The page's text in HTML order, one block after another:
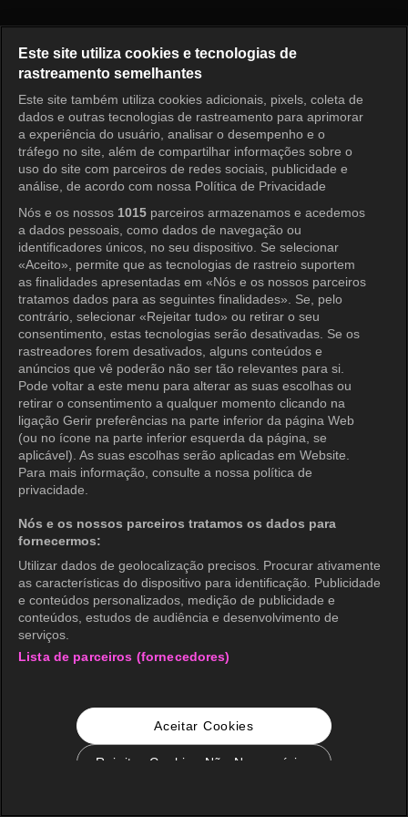
Entrar
Este site utiliza cookies e tecnologias de
rastreamento semelhantes
Este site também utiliza cookies adicionais, pixels, coleta de
dados e outras tecnologias de rastreamento para aprimorar
a experiência do usuário, analisar o desempenho e o
tráfego no site, além de compartilhar informações sobre o
uso do site com parceiros de redes sociais, publicidade e
análise, de acordo com nossa Política de Privacidade
Nós e os nossos 1015 parceiros armazenamos e acedemos
a dados pessoais, como dados de navegação ou
identificadores únicos, no seu dispositivo. Se selecionar
«Aceito», permite que as tecnologias de rastreio suportem
as finalidades apresentadas em «Nós e os nossos parceiros
tratamos dados para as seguintes finalidades». Se, pelo
contrário, selecionar «Rejeitar tudo» ou retirar o seu
consentimento, estas tecnologias serão desativadas. Se os
rastreadores forem desativados, alguns conteúdos e
anúncios que vê poderão não ser tão relevantes para si.
Pode voltar a este menu para alterar as suas escolhas ou
retirar o consentimento a qualquer momento clicando na
ligação Gerir preferências na parte inferior da página Web
(ou no ícone na parte inferior esquerda da página, se
aplicável). As suas escolhas serão aplicadas em Website.
Para mais informação, consulte a nossa política de
privacidade.
Nós e os nossos parceiros tratamos os dados para
fornecermos:
Utilizar dados de geolocalização precisos. Procurar ativamente
as características do dispositivo para identificação. Publicidade
e conteúdos personalizados, medição de publicidade e
conteúdos, estudos de audiência e desenvolvimento de
serviços.
Lista de parceiros (fornecedores)
Aceitar Cookies
Rejeitar Cookies Não Necessários